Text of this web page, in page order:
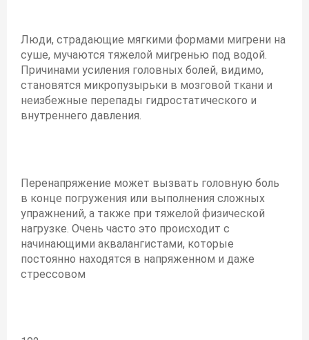
Люди, страдающие мягкими формами мигрени на
суше, мучаются тяжелой мигренью под водой.
Причинами усиления головных болей, видимо,
становятся микропузырьки в мозговой ткани и
неизбежные перепады гидростатического и
внутреннего давления.
Перенапряжение может вызвать головную боль
в конце погружения или выполнения сложных
упражнений, а также при тяжелой физической
нагрузке. Очень часто это происходит с
начинающими аквалангистами, которые
постоянно находятся в напряженном и даже
стрессовом